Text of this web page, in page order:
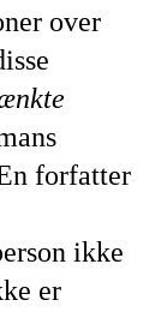
over
forfatter
ikke
er